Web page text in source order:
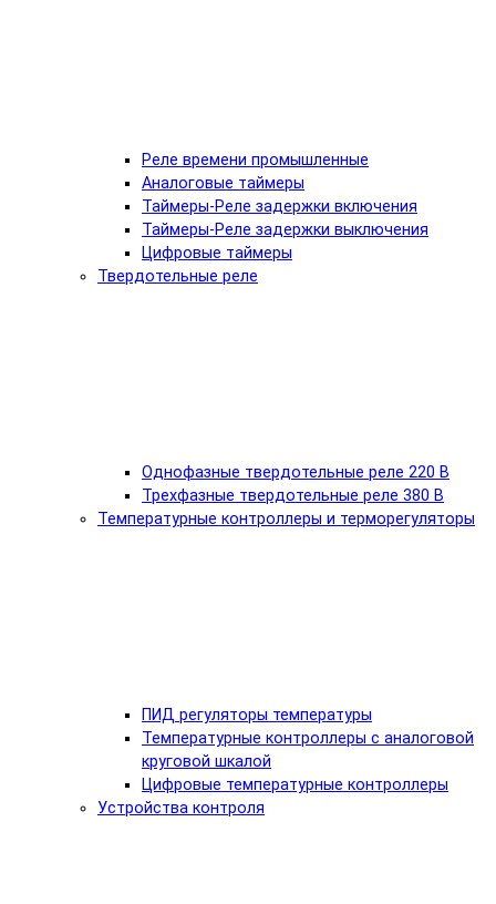
Реле времени промышленные
Аналоговые таймеры
Таймеры-Реле задержки включения
Таймеры-Реле задержки выключения
Цифровые таймеры
Твердотельные реле
Однофазные твердотельные реле 220 В
Трехфазные твердотельные реле 380 В
Температурные контроллеры и терморегуляторы
ПИД регуляторы температуры
Температурные контроллеры с аналоговой
круговой шкалой
Цифровые температурные контроллеры
Устройства контроля